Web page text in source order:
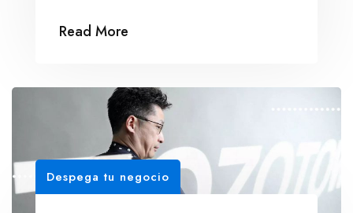
Read More
Despega tu negocio